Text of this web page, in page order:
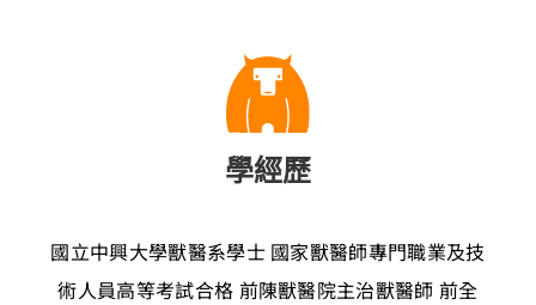
學經歷
國立中興大學獸醫系學士國家獸醫師專門職業及技
術人員高等考試合格 前陳獸醫院主治獸醫師 前全